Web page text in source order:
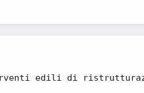
edili di